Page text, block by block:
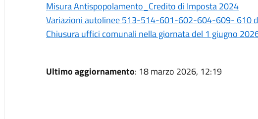
Misura Antispopolamento_Credito di Imposta 2024
Variazioni autolinee 513-514-601-602-604-609- 610
Chiusura uffici comunali nella giornata del 1 giugno
Ultimo aggiornamento: 18 marzo 2026, 12:19